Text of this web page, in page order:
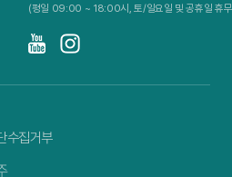
(평일 09:00 ~ 18:00시, 토/일요일 및 공휴일 휴
수집거부